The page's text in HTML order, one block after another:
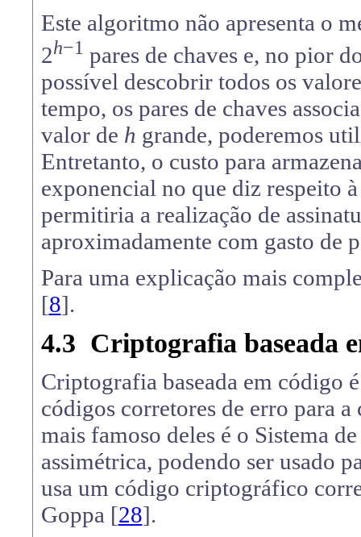
Este algoritmo não apresenta o
2h−1 pares de chaves e, no pior
possível descobrir todos os
tempo, os pares de chaves
valor de h grande, poderemos
Entretanto, o custo para
exponencial no que diz respeito
permitiria a realização de
aproximadamente com gasto de
Para uma explicação mais
[8].
4.3 Criptografia baseada
Criptografia baseada em código
códigos corretores de erro para
mais famoso deles é o Sistema
assimétrica, podendo ser usado
usa um código criptográfico
Goppa [28].